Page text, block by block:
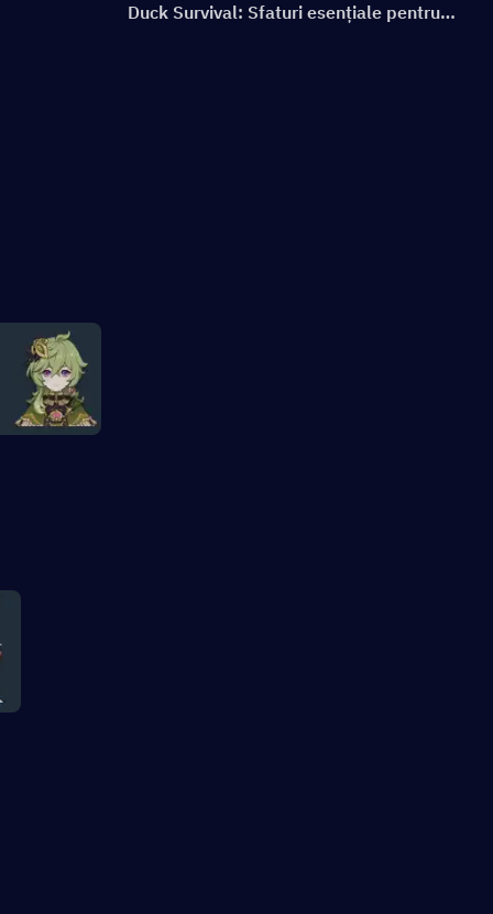
Duck Survival: Sfaturi esențiale pentru